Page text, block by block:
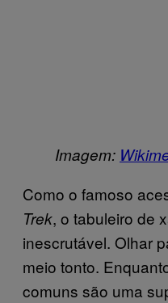
Imagem:
Como o famoso
Trek, o tabuleiro de
inescrutável. Olhar
meio tonto.
comuns são uma